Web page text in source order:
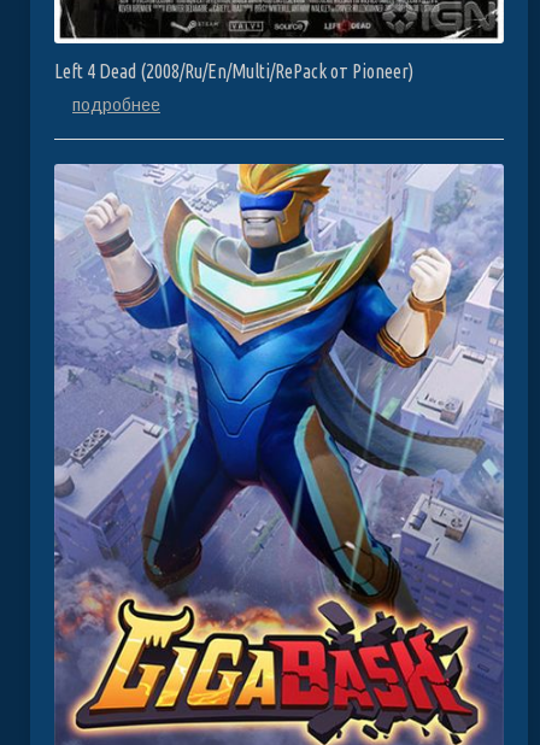
Left 4 Dead (2008/Ru/En/Multi/RePack от Pioneer)
подробнее